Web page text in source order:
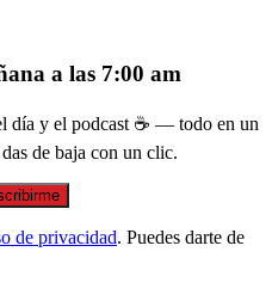
a las 7:00 am
día y el podcast ☕ — todo en un
de baja con un clic.
de privacidad. Puedes darte de